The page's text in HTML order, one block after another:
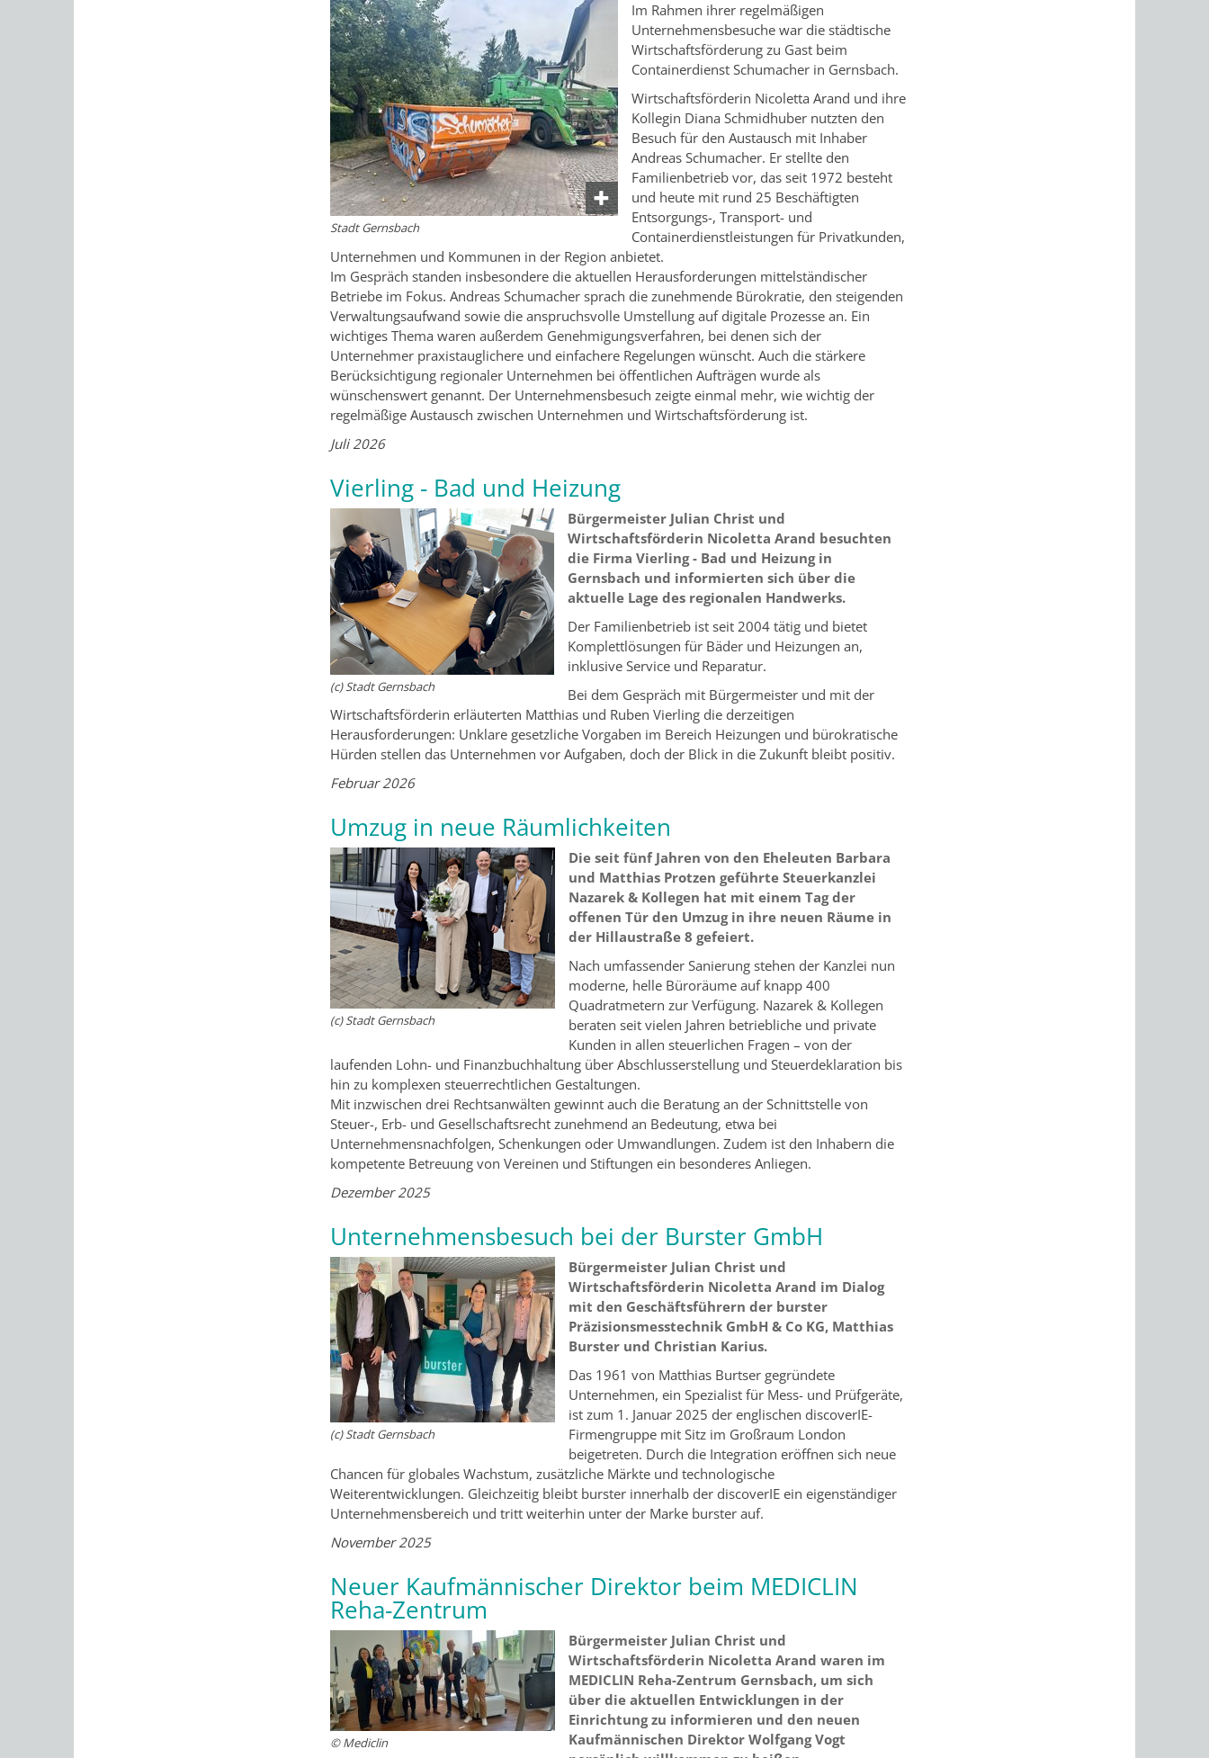
Stadt Gernsbach
Im Rahmen ihrer regelmäßigen
Unternehmensbesuche war die städtische
Wirtschaftsförderung zu Gast beim
Containerdienst Schumacher in Gernsbach.
Wirtschaftsförderin Nicoletta Arand und ihre
Kollegin Diana Schmidhuber nutzten den
Besuch für den Austausch mit Inhaber
Andreas Schumacher. Er stellte den
Familienbetrieb vor, das seit 1972 besteht
und heute mit rund 25 Beschäftigten
Entsorgungs-, Transport- und
Containerdienstleistungen für Privatkunden,
Unternehmen und Kommunen in der Region anbietet.
Im Gespräch standen insbesondere die aktuellen Herausforderungen mittelständischer
Betriebe im Fokus. Andreas Schumacher sprach die zunehmende Bürokratie, den steigenden
Verwaltungsaufwand sowie die anspruchsvolle Umstellung auf digitale Prozesse an. Ein
wichtiges Thema waren außerdem Genehmigungsverfahren, bei denen sich der
Unternehmer praxistauglichere und einfachere Regelungen wünscht. Auch die stärkere
Berücksichtigung regionaler Unternehmen bei öffentlichen Aufträgen wurde als
wünschenswert genannt. Der Unternehmensbesuch zeigte einmal mehr, wie wichtig der
regelmäßige Austausch zwischen Unternehmen und Wirtschaftsförderung ist.
Juli 2026
Vierling - Bad und Heizung
(c) Stadt Gernsbach
Bürgermeister Julian Christ und
Wirtschaftsförderin Nicoletta Arand besuchten
die Firma Vierling - Bad und Heizung in
Gernsbach und informierten sich über die
aktuelle Lage des regionalen Handwerks.
Der Familienbetrieb ist seit 2004 tätig und bietet
Komplettlösungen für Bäder und Heizungen an,
inklusive Service und Reparatur.
Bei dem Gespräch mit Bürgermeister und mit der
Wirtschaftsförderin erläuterten Matthias und Ruben Vierling die derzeitigen
Herausforderungen: Unklare gesetzliche Vorgaben im Bereich Heizungen und bürokratische
Hürden stellen das Unternehmen vor Aufgaben, doch der Blick in die Zukunft bleibt positiv.
Februar 2026
Umzug in neue Räumlichkeiten
(c) Stadt Gernsbach
Die seit fünf Jahren von den Eheleuten Barbara
und Matthias Protzen geführte Steuerkanzlei
Nazarek & Kollegen hat mit einem Tag der
offenen Tür den Umzug in ihre neuen Räume in
der Hillaustraße 8 gefeiert.
Nach umfassender Sanierung stehen der Kanzlei nun
moderne, helle Büroräume auf knapp 400
Quadratmetern zur Verfügung. Nazarek & Kollegen
beraten seit vielen Jahren betriebliche und private
Kunden in allen steuerlichen Fragen – von der
laufenden Lohn- und Finanzbuchhaltung über Abschlusserstellung und Steuerdeklaration bis
hin zu komplexen steuerrechtlichen Gestaltungen.
Mit inzwischen drei Rechtsanwälten gewinnt auch die Beratung an der Schnittstelle von
Steuer-, Erb- und Gesellschaftsrecht zunehmend an Bedeutung, etwa bei
Unternehmensnachfolgen, Schenkungen oder Umwandlungen. Zudem ist den Inhabern die
kompetente Betreuung von Vereinen und Stiftungen ein besonderes Anliegen.
Dezember 2025
Unternehmensbesuch bei der Burster GmbH
(c) Stadt Gernsbach
Bürgermeister Julian Christ und
Wirtschaftsförderin Nicoletta Arand im Dialog
mit den Geschäftsführern der burster
Präzisionsmesstechnik GmbH & Co KG, Matthias
Burster und Christian Karius.
Das 1961 von Matthias Burtser gegründete
Unternehmen, ein Spezialist für Mess- und Prüfgeräte,
ist zum 1. Januar 2025 der englischen discoverIE-
Firmengruppe mit Sitz im Großraum London
beigetreten. Durch die Integration eröffnen sich neue
Chancen für globales Wachstum, zusätzliche Märkte und technologische
Weiterentwicklungen. Gleichzeitig bleibt burster innerhalb der discoverIE ein eigenständiger
Unternehmensbereich und tritt weiterhin unter der Marke burster auf.
November 2025
Neuer Kaufmännischer Direktor beim MEDICLIN
Reha-Zentrum
© Mediclin
Bürgermeister Julian Christ und
Wirtschaftsförderin Nicoletta Arand waren im
MEDICLIN Reha-Zentrum Gernsbach, um sich
über die aktuellen Entwicklungen in der
Einrichtung zu informieren und den neuen
Kaufmännischen Direktor Wolfgang Vogt